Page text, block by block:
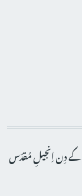
آج مورخہ 6 اگست 2026 کے دِن اِنجیلِ مُقدّس